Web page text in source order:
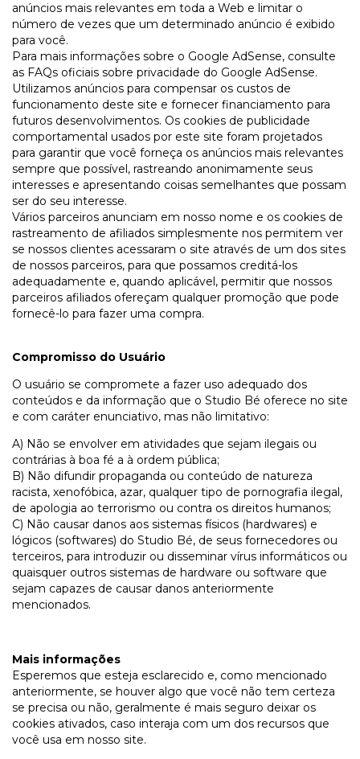
anúncios mais relevantes em toda a Web e limitar o
número de vezes que um determinado anúncio é exibido
para você.
Para mais informações sobre o Google AdSense, consulte
as FAQs oficiais sobre privacidade do Google AdSense.
Utilizamos anúncios para compensar os custos de
funcionamento deste site e fornecer financiamento para
futuros desenvolvimentos. Os cookies de publicidade
comportamental usados por este site foram projetados
para garantir que você forneça os anúncios mais relevantes
sempre que possível, rastreando anonimamente seus
interesses e apresentando coisas semelhantes que possam
ser do seu interesse.
Vários parceiros anunciam em nosso nome e os cookies de
rastreamento de afiliados simplesmente nos permitem ver
se nossos clientes acessaram o site através de um dos sites
de nossos parceiros, para que possamos creditá-los
adequadamente e, quando aplicável, permitir que nossos
parceiros afiliados ofereçam qualquer promoção que pode
fornecê-lo para fazer uma compra.
Compromisso do Usuário
O usuário se compromete a fazer uso adequado dos
conteúdos e da informação que o Studio Bé oferece no site
e com caráter enunciativo, mas não limitativo:
A) Não se envolver em atividades que sejam ilegais ou
contrárias à boa fé a à ordem pública;
B) Não difundir propaganda ou conteúdo de natureza
racista, xenofóbica, azar, qualquer tipo de pornografia ilegal,
de apologia ao terrorismo ou contra os direitos humanos;
C) Não causar danos aos sistemas físicos (hardwares) e
lógicos (softwares) do Studio Bé, de seus fornecedores ou
terceiros, para introduzir ou disseminar vírus informáticos ou
quaisquer outros sistemas de hardware ou software que
sejam capazes de causar danos anteriormente
mencionados.
Mais informações
Esperemos que esteja esclarecido e, como mencionado
anteriormente, se houver algo que você não tem certeza
se precisa ou não, geralmente é mais seguro deixar os
cookies ativados, caso interaja com um dos recursos que
você usa em nosso site.